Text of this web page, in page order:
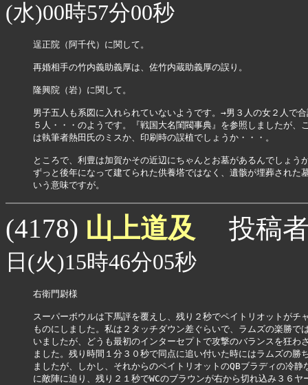
(水)00時57分00秒
逞正院（阿千代）に関して。
再婚相手の竹内義助義厚は、佐竹内蔵助義厚の誤り。
隆興院（岩）に関して。
男子五人も系図に入れられていないようです。→男３人の女２人で
５人・・・のようです。『戦国大名閨閥事典』を参照しましたが、
は執筆者熱田氏のミスか、印刷時の誤植でしょうか・・・。
ところで、利豊は加賀かその近辺にちゃんとお墓があるんでしょう
ずっと後年になって建てられた供養塔ではなく、遺骸が埋葬された
(4178) 山上道及 投稿
日(火)15時46分05秒
右衛門尉様
スーパーボウルは下馬評を覆えし、残り２秒でペイトリオットがチ
ものにしました。私は２タッチダウン差ぐらいで、ラムズの楽勝で
いましたが、どうも最初のインターセプトで攻撃のバランスを狂わ
ました。残り時間１分３０秒で同点に追い付いた時にはラムズの勝
ましたが、しかし、それからのペイトリオットのQBブラディの冷静
に敵陣に迫り、残り２１秒でWCのブラウンが右から切れ込み３６ヤ